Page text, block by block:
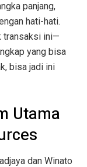
panjang,
hati-hati.
transaksi ini—
yang bisa
bisa jadi ini
Utama
dan Winato